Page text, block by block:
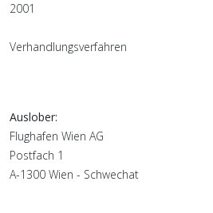
2001
Verhandlungsverfahren
Auslober:
Flughafen Wien AG
Postfach 1
A-1300 Wien - Schwechat